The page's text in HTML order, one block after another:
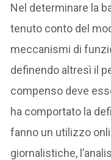
Nel determinare la
tenuto conto del
meccanismi di
definendo altresì il
compenso deve
ha comportato la
fanno un utilizzo
giornalistiche,